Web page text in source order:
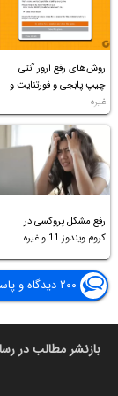
روش‌های رفع ارور آنتی
چیپ پابجی و فورتنایت و
غیره
رفع مشکل پروکسی در
کروم ویندوز 11 و غیره
۲۰۰ دیدگاه و پاسخ آخر
بازنشر مطالب در